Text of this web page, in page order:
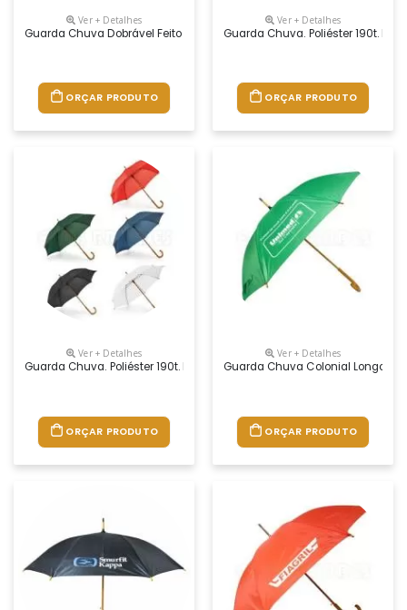
Ver + Detalhes
Guarda Chuva Dobrável Feito De Poliéster, Fornecido Em Bolsa.
ORÇAR PRODUTO
Ver + Detalhes
Guarda Chuva. Poliéster 190t.
ORÇAR PRODUTO
Ver + Detalhes
Guarda Chuva. Poliéster 190t. Haste E Pega Em Madeira. Disponível
ORÇAR PRODUTO
Ver + Detalhes
Guarda Chuva Colonial Longo,
ORÇAR PRODUTO